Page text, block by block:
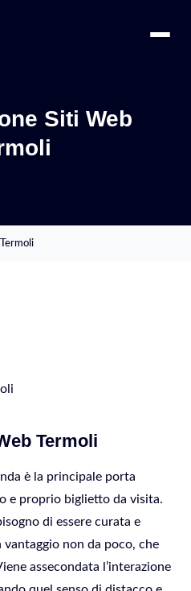
Siti Web
Termoli
è la principale porta
e proprio biglietto da visita.
di essere curata e
non da poco, che
assecondata l’interazione